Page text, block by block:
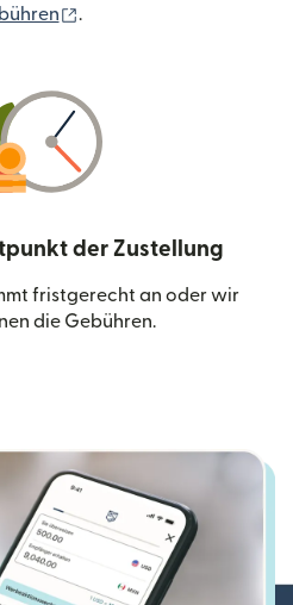
.
der Zustellung
fristgerecht an oder wir
die Gebühren.